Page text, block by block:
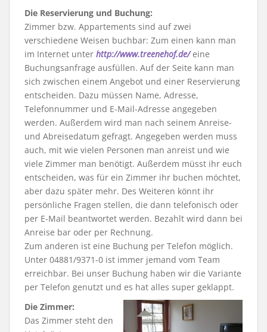
Die Reservierung und Buchung:
Zimmer bzw. Appartements sind auf zwei
verschiedene Weisen buchbar: Zum einen kann man
im Internet unter http://www.treenehof.de/eine
Buchungsanfrage ausfüllen. Auf der Seite kann man
sich zwischen einem Angebot und einer Reservierung
entscheiden. Dazu müssen Name, Adresse,
Telefonnummer und E-Mail-Adresse angegeben
werden. Außerdem wird man nach seinem Anreise-
und Abreisedatum gefragt. Angegeben werden muss
auch, mit wie vielen Personen man anreist und wie
viele Zimmer man benötigt. Außerdem müsst ihr euch
entscheiden, was für ein Zimmer ihr buchen möchtet,
aber dazu später mehr. Des Weiteren könnt ihr
persönliche Fragen stellen, die dann telefonisch oder
per E-Mail beantwortet werden. Bezahlt wird dann bei
Anreise bar oder per Rechnung.
Zum anderen ist eine Buchung per Telefon möglich.
Unter 04881/9371-0 ist immer jemand vom Team
erreichbar. Bei unser Buchung haben wir die Variante
per Telefon genutzt und es hat alles super geklappt.
Die Zimmer:
Das Zimmer steht den